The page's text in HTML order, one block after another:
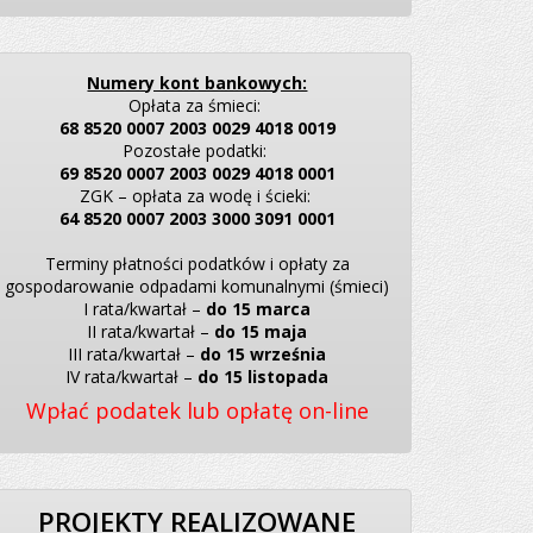
Numery kont bankowych:
Opłata za śmieci:
68 8520 0007 2003 0029 4018 0019
Pozostałe podatki:
69 8520 0007 2003 0029 4018 0001
ZGK – opłata za wodę i ścieki:
64 8520 0007 2003 3000 3091 0001
Terminy płatności podatków i opłaty za
gospodarowanie odpadami komunalnymi (śmieci)
I rata/kwartał – do 15 marca
II rata/kwartał – do 15 maja
III rata/kwartał – do 15 września
IV rata/kwartał – do 15 listopada
Wpłać podatek lub opłatę on-line
PROJEKTY REALIZOWANE